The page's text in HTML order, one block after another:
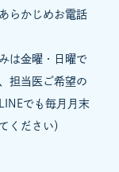
らかじめお電話
は金曜・日曜で
担当医ご希望の
でも毎月月末
ください）